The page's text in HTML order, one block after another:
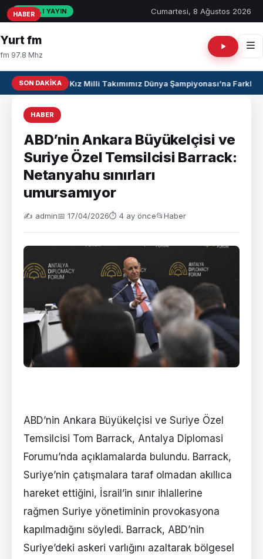
CANLI YAYIN Cumartesi, 8 Ağustos 2026
Yurt fm
fm 97.8 Mhz
SON DAKIKAU17 Kız Milli Takımımız Dünya Şampiyonası’na Farklı
HABER
ABD’nin Ankara Büyükelçisi ve
Suriye Özel Temsilcisi Barrack:
Netanyahu sınırları
umursamıyor
✍️ admin📅 17/04/2026⏱ 4 ay önce📂Haber
ABD’nin Ankara Büyükelçisi ve Suriye Özel
Temsilcisi Tom Barrack, Antalya Diplomasi
Forumu’nda açıklamalarda bulundu. Barrack,
Suriye’nin çatışmalara taraf olmadan akıllıca
hareket ettiğini, İsrail’in sınır ihlallerine
rağmen Suriye yönetiminin provokasyona
kapılmadığını söyledi. Barrack, ABD’nin
Suriye’deki askeri varlığını azaltarak bölgesel
HABER
HABER
HABER